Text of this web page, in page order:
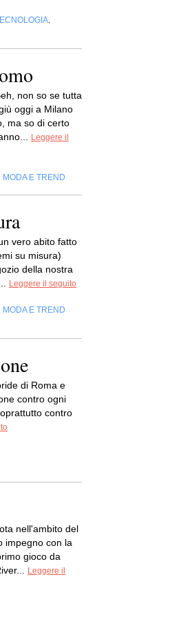
non so se tutta
oggi a Milano
ma so di certo
Leggere il
MODA E TREND
vero abito fatto
su misura)
della nostra
Leggere il seguito
MODA E TREND
di Roma e
contro ogni
contro
nell'ambito del
impegno con la
gioco da
Leggere il